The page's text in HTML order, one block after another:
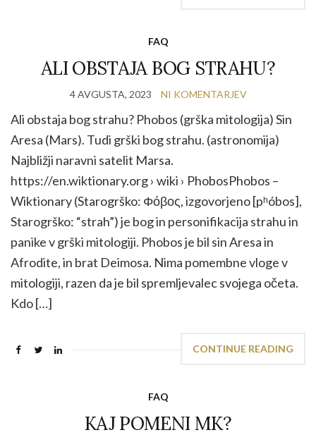
FAQ
ALI OBSTAJA BOG STRAHU?
4 AVGUSTA, 2023 NI KOMENTARJEV
Ali obstaja bog strahu? Phobos (grška mitologija) Sin
Aresa (Mars). Tudi grški bog strahu. (astronomija)
Najbližji naravni satelit Marsa.
https://en.wiktionary.org › wiki › PhobosPhobos –
Wiktionary (Starogrško: Φόβος, izgovorjeno [pʰóbos],
Starogrško: “strah”) je bog in personifikacija strahu in
panike v grški mitologiji. Phobos je bil sin Aresa in
Afrodite, in brat Deimosa. Nima pomembne vloge v
mitologiji, razen da je bil spremljevalec svojega očeta.
Kdo […]
CONTINUE READING
FAQ
KAJ POMENI MK?